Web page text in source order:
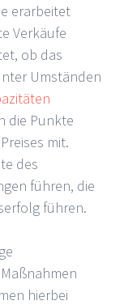
erarbeitet
Verkäufe
ob das
Umständen
die Punkte
mit.
des
führen, die
führen.
hierbei